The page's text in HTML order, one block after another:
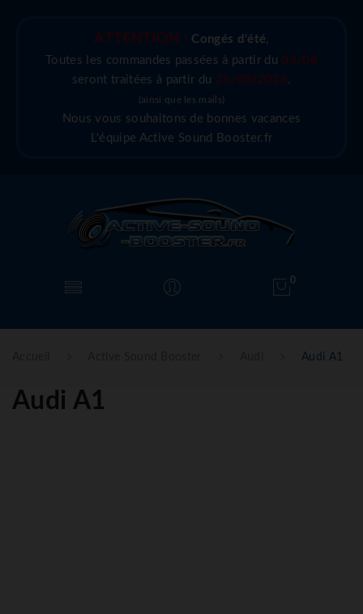
ATTENTION : Congés d'été,
Toutes les commandes passées à partir du 03/08
seront traitées à partir du 25/08/2026.
(ainsi que les mails)
Nous vous souhaitons de bonnes vacances
L'équipe Active Sound Booster.fr
0
Audi A1
Audi A1